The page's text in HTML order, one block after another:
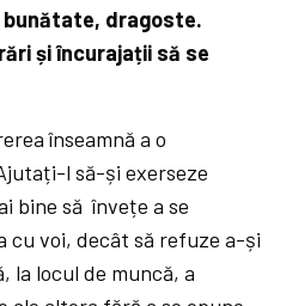
dragoste.
și încurajații să se
înseamnă a o
l să-și exerseze
bine să învețe a se
cu voi, decât să refuze a-și
la locul de muncă, a